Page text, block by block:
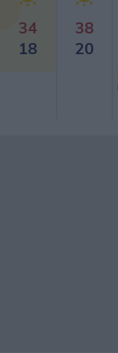
34
18
38
20